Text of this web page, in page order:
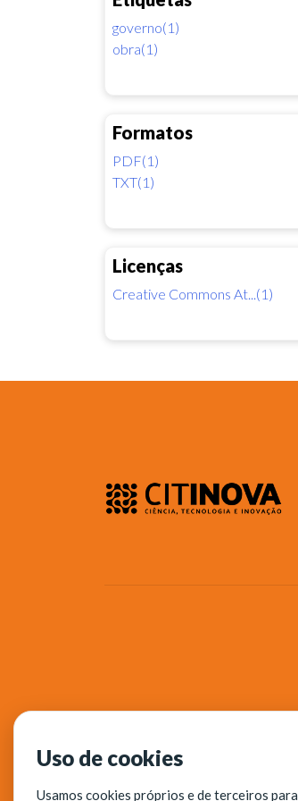
governo(1)
obra(1)
Formatos
PDF(1)
TXT(1)
Licenças
Creative Commons At...(1)
Uso de cookies
Usamos cookies próprios e de terceiros para